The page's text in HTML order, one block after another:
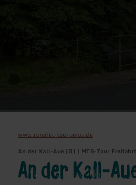
www.rureifel-tourismus.de
An der Kall-Aue [G] | MTB-Tour
An der Kall-